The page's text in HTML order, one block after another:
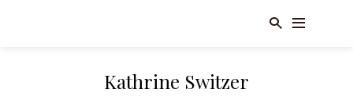
Kathrine Switzer